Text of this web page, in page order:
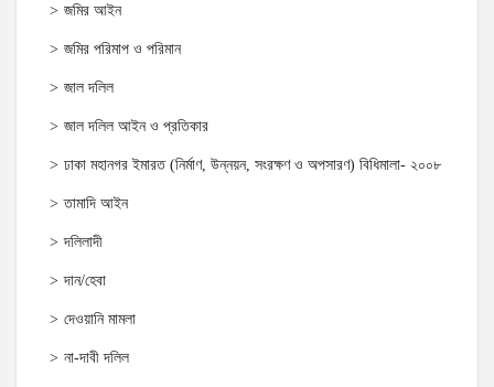
জমির আইন
জমির পরিমাপ ও পরিমান
জাল দলিল
জাল দলিল আইন ও প্রতিকার
ঢাকা মহানগর ইমারত (নির্মাণ, উন্নয়ন, সংরক্ষণ ও অপসারণ) বিধিমালা- ২০০৮
তামাদি আইন
দলিলাদী
দান/হেবা
দেওয়ানি মামলা
না-দাবী দলিল